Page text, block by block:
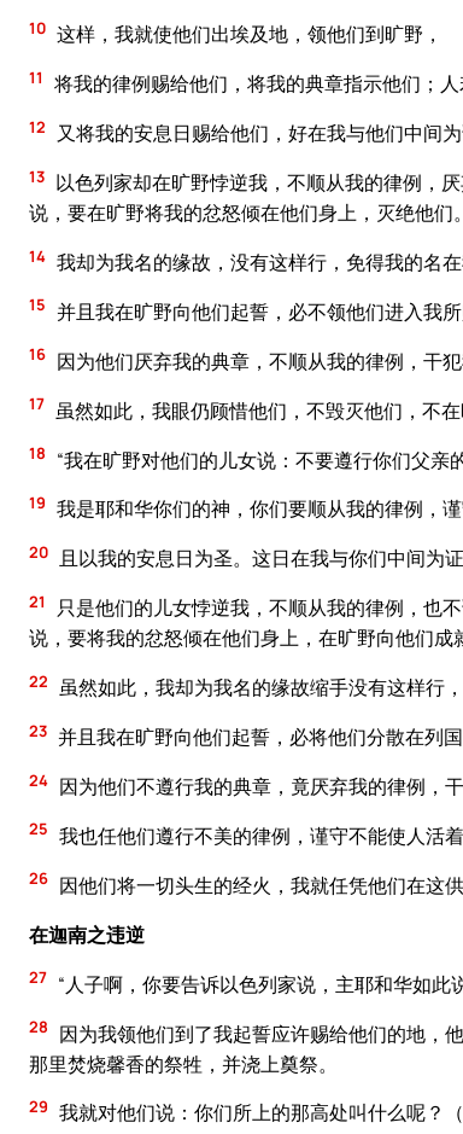
10 这样，我就使他们出埃及地，领他们到旷野，
11 将我的律例赐给他们，将我的典章指示他们；人
12 又将我的安息日赐给他们，好在我与他们中间
13 以色列家却在旷野悖逆我，不顺从我的律例，
说，要在旷野将我的忿怒倾在他们身上，灭绝他们。
14 我却为我名的缘故，没有这样行，免得我的名
15 并且我在旷野向他们起誓，必不领他们进入我
16 因为他们厌弃我的典章，不顺从我的律例，干
17 虽然如此，我眼仍顾惜他们，不毁灭他们，不在
18 “我在旷野对他们的儿女说：不要遵行你们父亲
19 我是耶和华你们的神，你们要顺从我的律例，
20 且以我的安息日为圣。这日在我与你们中间为
21
只是他们的儿女悖逆我，不顺从我的律例，也
说，要将我的忿怒倾在他们身上，在旷野向他们成
22 虽然如此，我却为我名的缘故缩手没有这样行
23 并且我在旷野向他们起誓，必将他们分散在列
24 因为他们不遵行我的典章，竟厌弃我的律例，
25 我也任他们遵行不美的律例，谨守不能使人活着
26 因他们将一切头生的经火，我就任凭他们在这
在迦南之违逆
27 “人子啊，你要告诉以色列家说，主耶和华如此
28
因为我领他们到了我起誓应许赐给他们的地，
那里焚烧馨香的祭牲，并浇上奠祭。
29 我就对他们说：你们所上的那高处叫什么呢？